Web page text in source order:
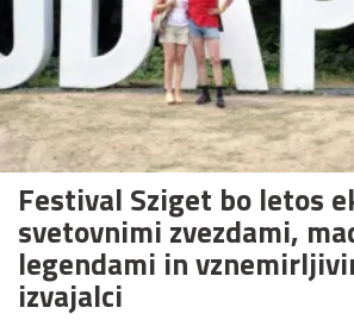
Festival Sziget bo letos
svetovnimi zvezdami,
legendami in
izvajalci